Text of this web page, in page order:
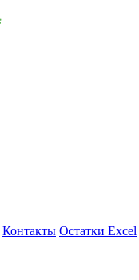
Контакты Остатки Excel